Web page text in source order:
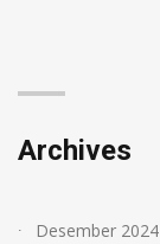
Archives
Desember 2024